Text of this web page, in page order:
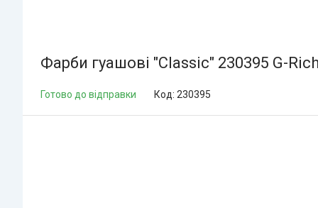
Фарби гуашові "Classic" 230395 G-
Готово до відправки Код: 230395